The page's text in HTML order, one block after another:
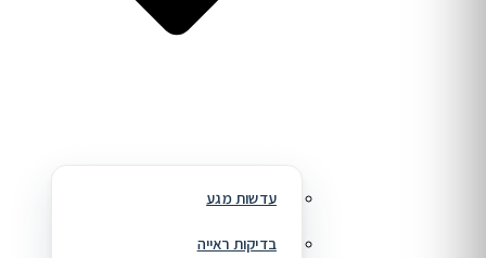
עדשות מגע
בדיקות ראייה